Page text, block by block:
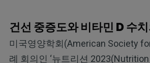
건선 중증도와 비타민 D 수치
미국영양학회(American Society
례 회의인 ‘뉴트리션 2023(Nutrition